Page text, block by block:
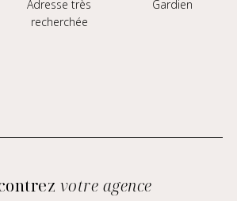
Adresse très
recherchée
Gardien
votre agence